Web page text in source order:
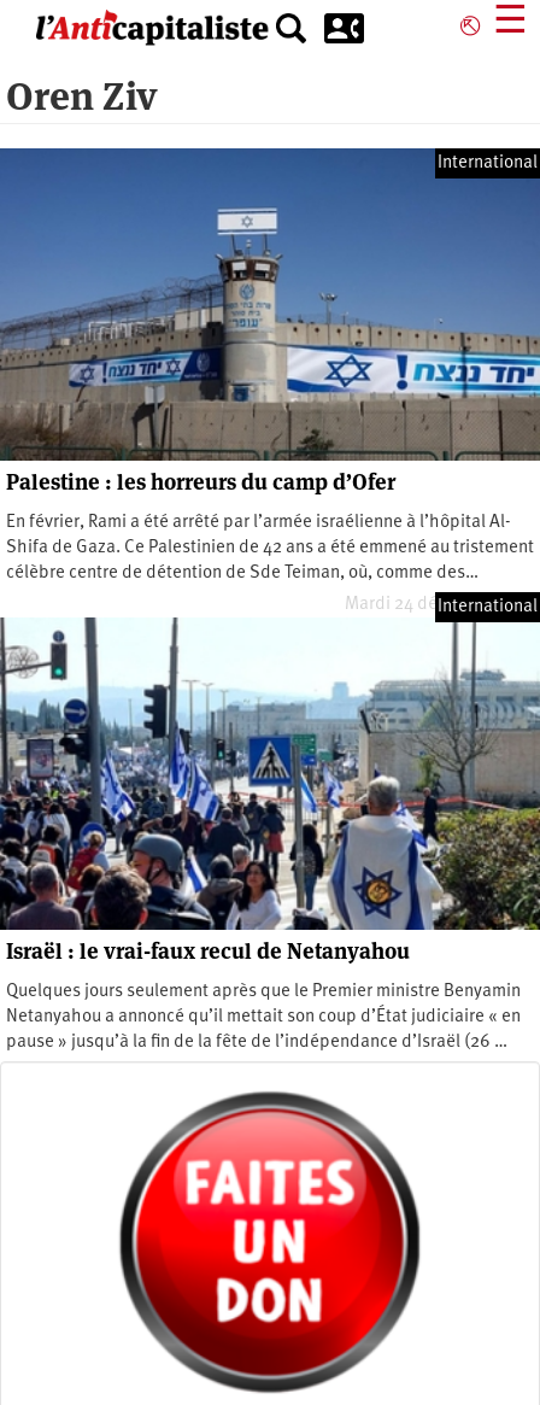
principal
⎋ ☰
Oren Ziv
International
Palestine : les horreurs du camp d’Ofer
En février, Rami a été arrêté par l’armée israélienne à l’hôpital Al-
Shifa de Gaza. Ce Palestinien de 42 ans a été emmené au tristement
célèbre centre de détention de Sde Teiman, où, comme des…
Mardi 24 décembre 2024
International
Israël : le vrai-faux recul de Netanyahou
Quelques jours seulement après que le Premier ministre Benyamin
Netanyahou a annoncé qu’il mettait son coup d’État judiciaire « en
pause » jusqu’à la fin de la fête de l’indépendance d’Israël (26 …